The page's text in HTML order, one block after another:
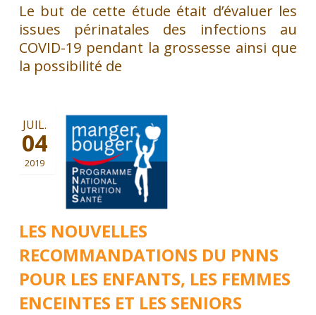
Le but de cette étude était d’évaluer les
issues périnatales des infections au
COVID-19 pendant la grossesse ainsi que
la possibilité de
LES NOUVELLES
RECOMMANDATIONS DU PNNS
POUR LES ENFANTS, LES FEMMES
ENCEINTES ET LES SENIORS
JUIL.
04
2019